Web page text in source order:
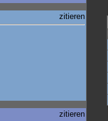
zitieren
zitieren